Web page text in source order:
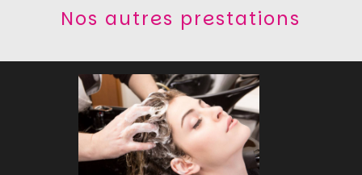
Nos autres prestations